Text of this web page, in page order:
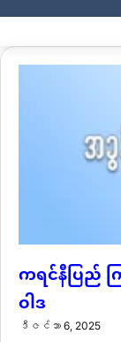
ကရင်နီပြည်
ဝါဒ
ဒီဇင်ဘာ 6, 2025